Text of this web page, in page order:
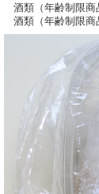
酒類（年齢制限商
酒類（年齢制限商